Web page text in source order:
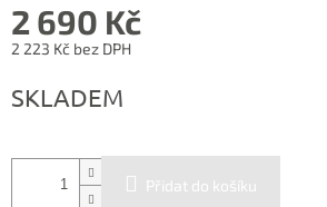
2 690 Kč
2 223 Kč bez DPH
cena:
SKLADEM
Přidat do košíku